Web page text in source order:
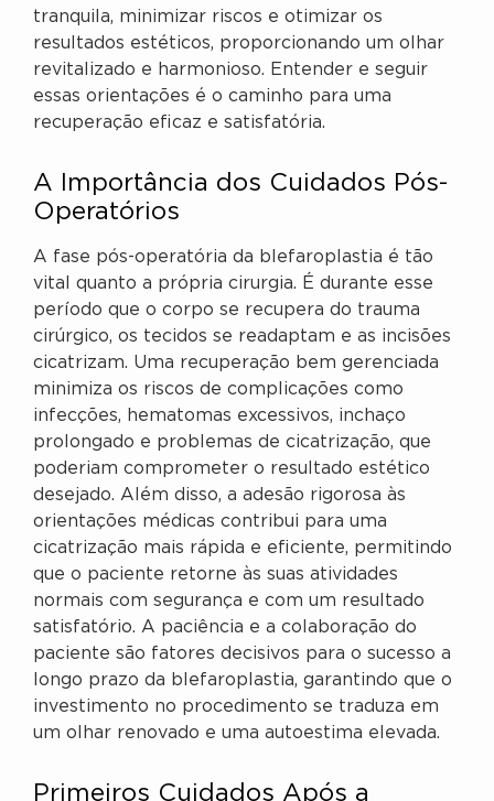
tranquila, minimizar riscos e otimizar os
resultados estéticos, proporcionando um olhar
revitalizado e harmonioso. Entender e seguir
essas orientações é o caminho para uma
recuperação eficaz e satisfatória.
A Importância dos Cuidados Pós-
Operatórios
A fase pós-operatória da blefaroplastia é tão
vital quanto a própria cirurgia. É durante esse
período que o corpo se recupera do trauma
cirúrgico, os tecidos se readaptam e as incisões
cicatrizam. Uma recuperação bem gerenciada
minimiza os riscos de complicações como
infecções, hematomas excessivos, inchaço
prolongado e problemas de cicatrização, que
poderiam comprometer o resultado estético
desejado. Além disso, a adesão rigorosa às
orientações médicas contribui para uma
cicatrização mais rápida e eficiente, permitindo
que o paciente retorne às suas atividades
normais com segurança e com um resultado
satisfatório. A paciência e a colaboração do
paciente são fatores decisivos para o sucesso a
longo prazo da blefaroplastia, garantindo que o
investimento no procedimento se traduza em
um olhar renovado e uma autoestima elevada.
Primeiros Cuidados Após a